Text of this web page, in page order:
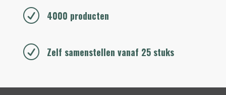
R 4000 producten
R Zelf samenstellen vanaf 25 stuks